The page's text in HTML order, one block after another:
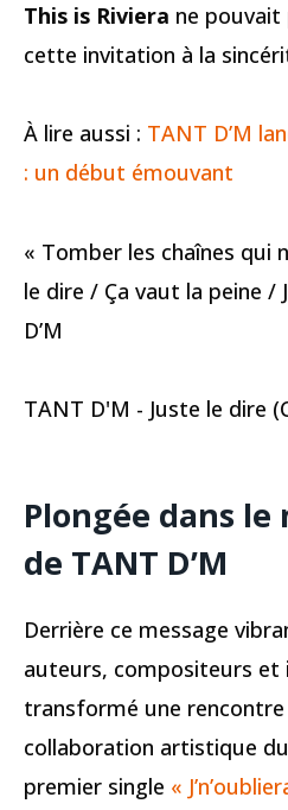
This is Riviera ne pouvait
cette invitation à la
À lire aussi : TANT D’M
: un début émouvant
« Tomber les chaînes qui
le dire / Ça vaut la peine /
D’M
TANT D'M - Juste le dire
Plongée dans
de TANT D’M
Derrière ce message
auteurs, compositeurs
transformé une rencontre
collaboration artistique
premier single «